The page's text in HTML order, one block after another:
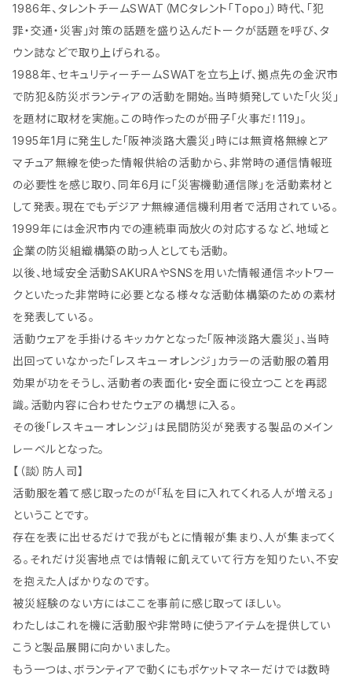
1986年、タレントチームSWAT（MCタレント「Topo」）時代、「犯
罪・交通・災害」対策の話題を盛り込んだトークが話題を呼び、タ
ウン誌などで取り上げられる。
1988年、セキュリティーチームSWATを立ち上げ、拠点先の金沢市
で防犯＆防災ボランティアの活動を開始。当時頻発していた「火災」
を題材に取材を実施。この時作ったのが冊子「火事だ！119」。
1995年1月に発生した「阪神淡路大震災」時には無資格無線とア
マチュア無線を使った情報供給の活動から、非常時の通信情報班
の必要性を感じ取り、同年6月に「災害機動通信隊」を活動素材と
して発表。現在でもデジアナ無線通信機利用者で活用されている。
1999年には金沢市内での連続車両放火の対応するなど、地域と
企業の防災組織構築の助っ人としても活動。
以後、地域安全活動SAKURAやSNSを用いた情報通信ネットワー
クといたった非常時に必要となる様々な活動体構築のための素材
を発表している。
活動ウェアを手掛けるキッカケとなった「阪神淡路大震災」、当時
出回っていなかった「レスキューオレンジ」カラーの活動服の着用
効果が功をそうし、活動者の表面化・安全面に役立つことを再認
識。活動内容に合わせたウェアの構想に入る。
その後「レスキューオレンジ」は民間防災が発表する製品のメイン
レーベルとなった。
【（談）防人司】
活動服を着て感じ取ったのが「私を目に入れてくれる人が増える」
ということです。
存在を表に出せるだけで我がもとに情報が集まり、人が集まってく
る。それだけ災害地点では情報に飢えていて行方を知りたい、不安
を抱えた人ばかりなのです。
被災経験のない方にはここを事前に感じ取ってほしい。
わたしはこれを機に活動服や非常時に使うアイテムを提供してい
こうと製品展開に向かいました。
もう一つは、ボランティアで動くにもポケットマネーだけでは数時